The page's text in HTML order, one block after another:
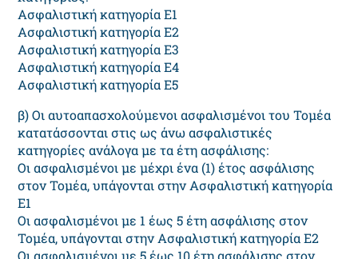
Ασφαλιστική κατηγορία Ε1
Ασφαλιστική κατηγορία Ε2
Ασφαλιστική κατηγορία Ε3
Ασφαλιστική κατηγορία Ε4
Ασφαλιστική κατηγορία Ε5
β) Οι αυτοαπασχολούμενοι ασφαλισμένοι του Τομέα
κατατάσσονται στις ως άνω ασφαλιστικές
κατηγορίες ανάλογα με τα έτη ασφάλισης:
Οι ασφαλισμένοι με μέχρι ένα (1) έτος ασφάλισης
στον Τομέα, υπάγονται στην Ασφαλιστική κατηγορία
Ε1
Οι ασφαλισμένοι με 1 έως 5 έτη ασφάλισης στον
Τομέα, υπάγονται στην Ασφαλιστική κατηγορία Ε2
Οι ασφαλισμένοι με 5 έως 10 έτη ασφάλισης στον